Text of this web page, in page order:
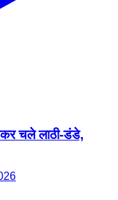
चले लाठी-डंडे,